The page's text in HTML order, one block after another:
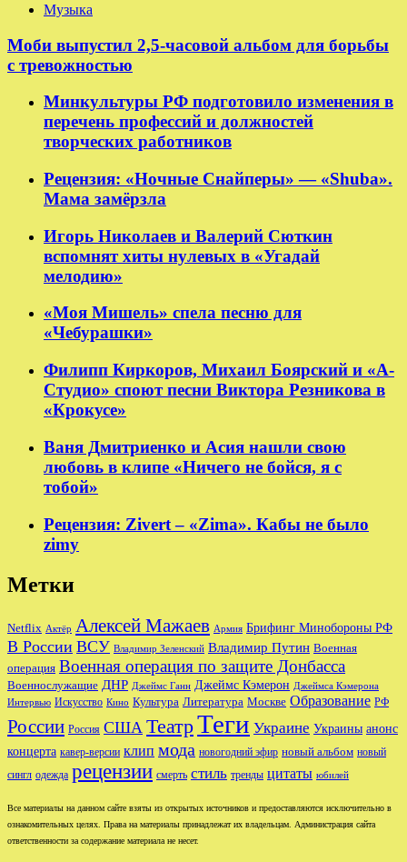
Музыка
Моби выпустил 2,5-часовой альбом для борьбы
с тревожностью
Минкультуры РФ подготовило изменения в
перечень профессий и должностей
творческих работников
Рецензия: «Ночные Снайперы» — «Shuba».
Мама замёрзла
Игорь Николаев и Валерий Сюткин
вспомнят хиты нулевых в «Угадай
мелодию»
«Моя Мишель» спела песню для
«Чебурашки»
Филипп Киркоров, Михаил Боярский и «А-
Студио» споют песни Виктора Резникова в
«Крокусе»
Ваня Дмитриенко и Асия нашли свою
любовь в клипе «Ничего не бойся, я с
тобой»
Рецензия: Zivert – «Zima». Кабы не было
zimy
Метки
Netflix Актёр Алексей Мажаев Армия Брифинг Минобороны РФ
В России ВСУ Владимир Зеленский Владимир Путин Военная
операция Военная операция по защите Донбасса
Военнослужащие ДНР Джеймс Ганн Джеймс Кэмерон Джеймса Кэмерона
Интервью Искусство Кино Культура Литература Москве Образование РФ
России Россия США ТеатрТеги Украине Украины анонс
концерта кавер-версии клип мода новогодний эфир новый альбом новый
сингл одежда рецензии смерть стиль тренды цитаты юбилей
Все материалы на данном сайте взяты из открытых источников и предоставляются исключительно в
ознакомительных целях. Права на материалы принадлежат их владельцам. Администрация сайта
ответственности за содержание материала не несет.